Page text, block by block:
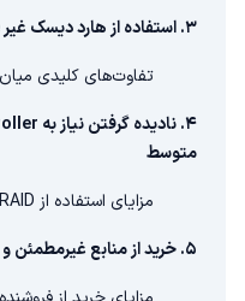
۳. استفاده از هارد دیسک غیر Enterprise در محیط‌های بحرانی
تفاوت‌های کلیدی
متوسط
مزایای استفاده از RAID سخت‌افزاری:
۵. خرید از منابع غیرمطمئن و بدون پشتیبانی تخصصی